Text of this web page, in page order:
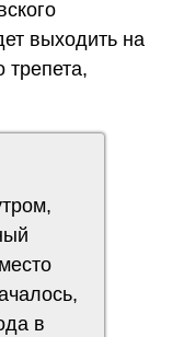
выходить на
трепета,
в